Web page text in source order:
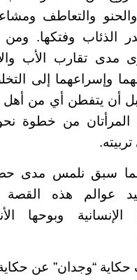
والتعاطف
الذئاب وفتكها.
مدى تقارب الأب
وإسراعهما إلى
أن يتفطن أي من أهل
من خطوة نحو
مما سبق نلمس مدى
عوالم هذه القصة
الإنسانية وبوحها
حكاية “وجدان” عن